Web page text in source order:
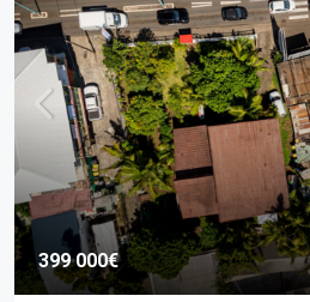
399 000€